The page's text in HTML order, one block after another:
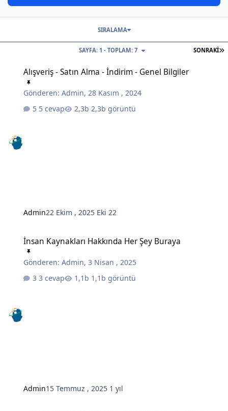
SONRAKI
SAYFA: 1 - TOPLAM: 7
SIRALAMA
Alışveriş - Satın Alma - İndirim - Genel Bilgiler
Gönderen:Admin,28 Kasım , 2024
5 cevap
2,3b görüntü
Admin22 Ekim , 2025 Eki 22
İnsan Kaynakları Hakkında Her Şey Buraya
Gönderen:Admin,3 Nisan , 2025
3 cevap
1,1b görüntü
Admin15 Temmuz , 2025 1 yıl